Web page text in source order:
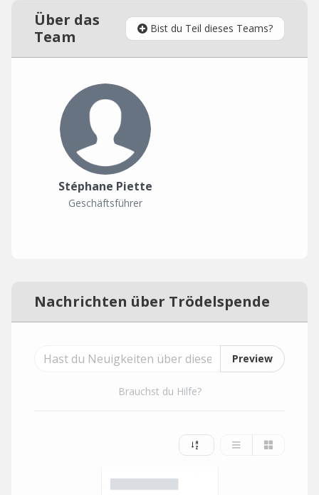
Über das
Team
Bist du Teil dieses Teams?
Stéphane Piette
Geschäftsführer
Nachrichten über Trödelspende
Preview
Brauchst du Hilfe?